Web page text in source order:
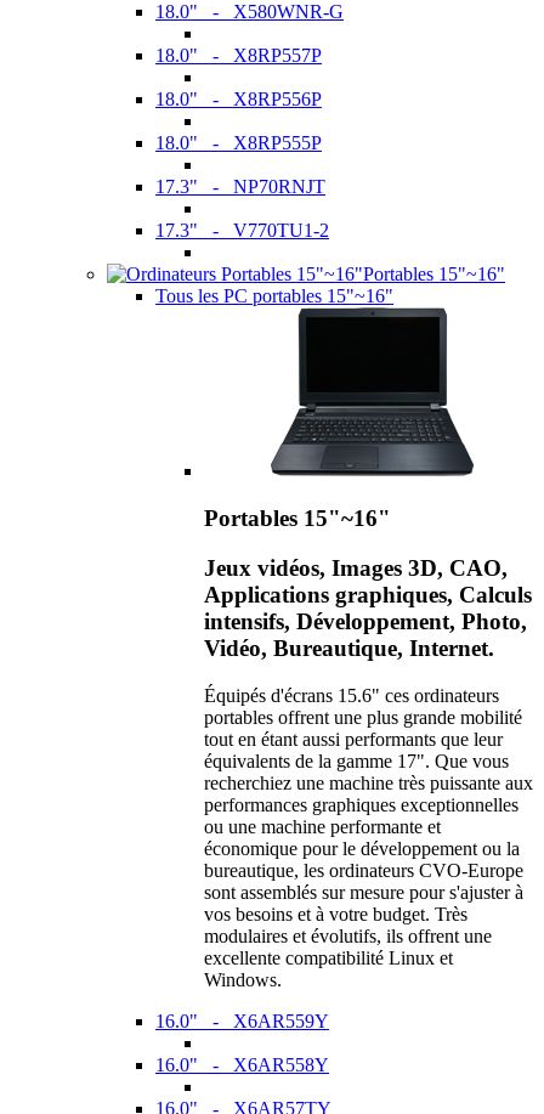
18.0" - X580WNR-G
18.0" - X8RP557P
18.0" - X8RP556P
18.0" - X8RP555P
17.3" - NP70RNJT
17.3" - V770TU1-2
Portables 15"~16"
Tous les PC portables 15"~16"
Portables 15"~16"
Jeux vidéos, Images 3D, CAO,
Applications graphiques, Calculs
intensifs, Développement, Photo,
Vidéo, Bureautique, Internet.
Équipés d'écrans 15.6" ces ordinateurs
portables offrent une plus grande mobilité
tout en étant aussi performants que leur
équivalents de la gamme 17". Que vous
recherchiez une machine très puissante aux
performances graphiques exceptionnelles
ou une machine performante et
économique pour le développement ou la
bureautique, les ordinateurs CVO-Europe
sont assemblés sur mesure pour s'ajuster à
vos besoins et à votre budget. Très
modulaires et évolutifs, ils offrent une
excellente compatibilité Linux et
Windows.
16.0" - X6AR559Y
16.0" - X6AR558Y
16.0" - X6AR57TY